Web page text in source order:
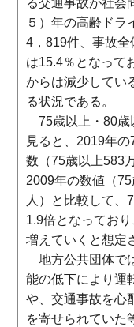
る交通事故が社会
５）年の高齢ドラ
4，819件、事故
は15.4％となって
からは減少してい
る状況である。
75歳以上・80歳
見ると、2019年
数（75歳以上583
2009年の数値（
人）と比較して、
1.9倍となってお
増えていくと想定
地方公共団体で
能の低下により運
や、交通事故を心
を寄せられていた